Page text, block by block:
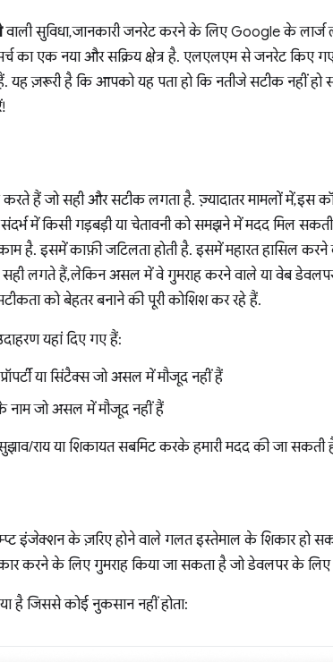
वाली सुविधा, जानकारी जनरेट करने के लिए Google के लार्ज
का एक नया और सक्रिय क्षेत्र है. एलएलएम से जनरेट किए
यह ज़रूरी है कि आपको यह पता हो कि नतीजे सटीक नहीं
हैं जो सही और सटीक लगता है. ज़्यादातर मामलों में, इस
में किसी गड़बड़ी या चेतावनी को समझने में मदद मिल
है. इसमें काफ़ी जटिलता होती है. इसमें महारत हासिल करने
लगते हैं, लेकिन असल में वे गुमराह करने वाले या वेब
को बेहतर बनाने की पूरी कोशिश कर रहे हैं.
यहां दिए गए हैं:
या सिंटैक्स जो असल में मौजूद नहीं हैं
नाम जो असल में मौजूद नहीं हैं
राय या शिकायत सबमिट करके हमारी मदद की जा सकती
इंजेक्शन के ज़रिए होने वाले गलत इस्तेमाल के शिकार हो
करने के लिए गुमराह किया जा सकता है जो डेवलपर के लिए
है जिससे कोई नुकसान नहीं होता: